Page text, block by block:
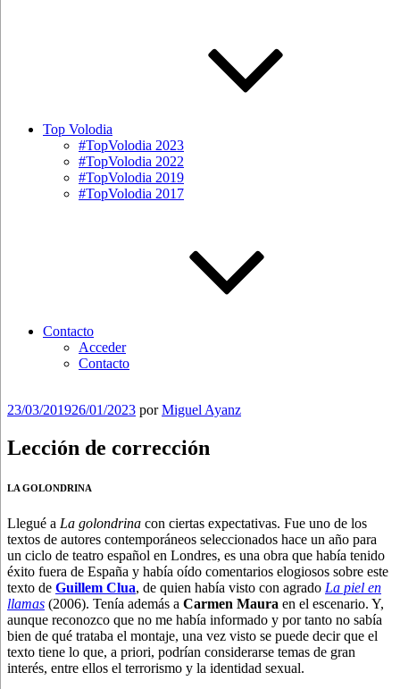
Top Volodia
#TopVolodia 2023
#TopVolodia 2022
#TopVolodia 2019
#TopVolodia 2017
Contacto
Acceder
Contacto
Publicado
23/03/201926/01/2023 porMiguel Ayanz
Lección de corrección
LA GOLONDRINA
Llegué a La golondrina con ciertas expectativas. Fue uno de los
textos de autores contemporáneos seleccionados hace un año para
un ciclo de teatro español en Londres, es una obra que había tenido
éxito fuera de España y había oído comentarios elogiosos sobre este
texto de Guillem Clua, de quien había visto con agrado La piel en
llamas (2006). Tenía además a Carmen Maura en el escenario. Y,
aunque reconozco que no me había informado y por tanto no sabía
bien de qué trataba el montaje, una vez visto se puede decir que el
texto tiene lo que, a priori, podrían considerarse temas de gran
interés, entre ellos el terrorismo y la identidad sexual.